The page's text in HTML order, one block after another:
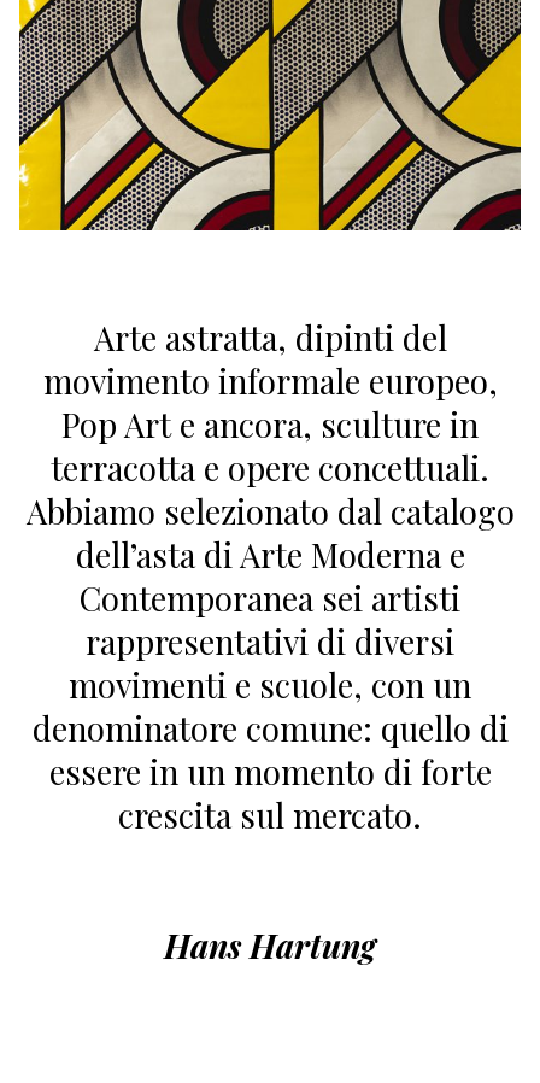
Arte astratta, dipinti del
movimento informale europeo,
Pop Art e ancora, sculture in
terracotta e opere concettuali.
Abbiamo selezionato dal catalogo
dell’asta di Arte Moderna e
Contemporanea sei artisti
rappresentativi di diversi
movimenti e scuole, con un
denominatore comune: quello di
essere in un momento di forte
crescita sul mercato.
Hans Hartung